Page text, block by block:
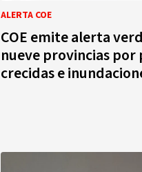
ALERTA COE
COE emite alerta
nueve provincias por
crecidas e